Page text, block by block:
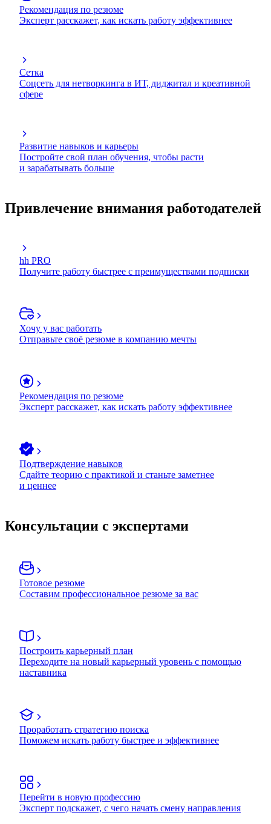
Рекомендация по резюме
Эксперт расскажет, как искать работу эффективнее
Сетка
Соцсеть для нетворкинга в ИТ, диджитал и креативной
сфере
Развитие навыков и карьеры
Постройте свой план обучения, чтобы расти
и зарабатывать больше
Привлечение внимания работодателей
hh PRO
Получите работу быстрее с преимуществами подписки
Хочу у вас работать
Отправьте своё резюме в компанию мечты
Рекомендация по резюме
Эксперт расскажет, как искать работу эффективнее
Подтверждение навыков
Сдайте теорию с практикой и станьте заметнее
и ценнее
Консультации с экспертами
Готовое резюме
Составим профессиональное резюме за вас
Построить карьерный план
Переходите на новый карьерный уровень с помощью
наставника
Проработать стратегию поиска
Поможем искать работу быстрее и эффективнее
Перейти в новую профессию
Эксперт подскажет, с чего начать смену направления